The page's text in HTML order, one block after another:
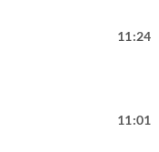
11:24
11:01